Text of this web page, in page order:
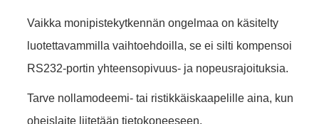
Vaikka monipistekytkennän ongelmaa on käsitelty
luotettavammilla vaihtoehdoilla, se ei silti kompensoi
RS232-portin yhteensopivuus- ja nopeusrajoituksia.
Tarve nollamodeemi- tai ristikkäiskaapelille aina, kun
oheislaite liitetään tietokoneeseen.